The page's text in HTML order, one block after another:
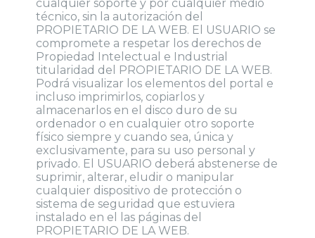
cualquier soporte y por cualquier medio
técnico, sin la autorización del
PROPIETARIO DE LA WEB. El USUARIO se
compromete a respetar los derechos de
Propiedad Intelectual e Industrial
titularidad del PROPIETARIO DE LA WEB.
Podrá visualizar los elementos del portal e
incluso imprimirlos, copiarlos y
almacenarlos en el disco duro de su
ordenador o en cualquier otro soporte
físico siempre y cuando sea, única y
exclusivamente, para su uso personal y
privado. El USUARIO deberá abstenerse de
suprimir, alterar, eludir o manipular
cualquier dispositivo de protección o
sistema de seguridad que estuviera
instalado en el las páginas del
PROPIETARIO DE LA WEB.